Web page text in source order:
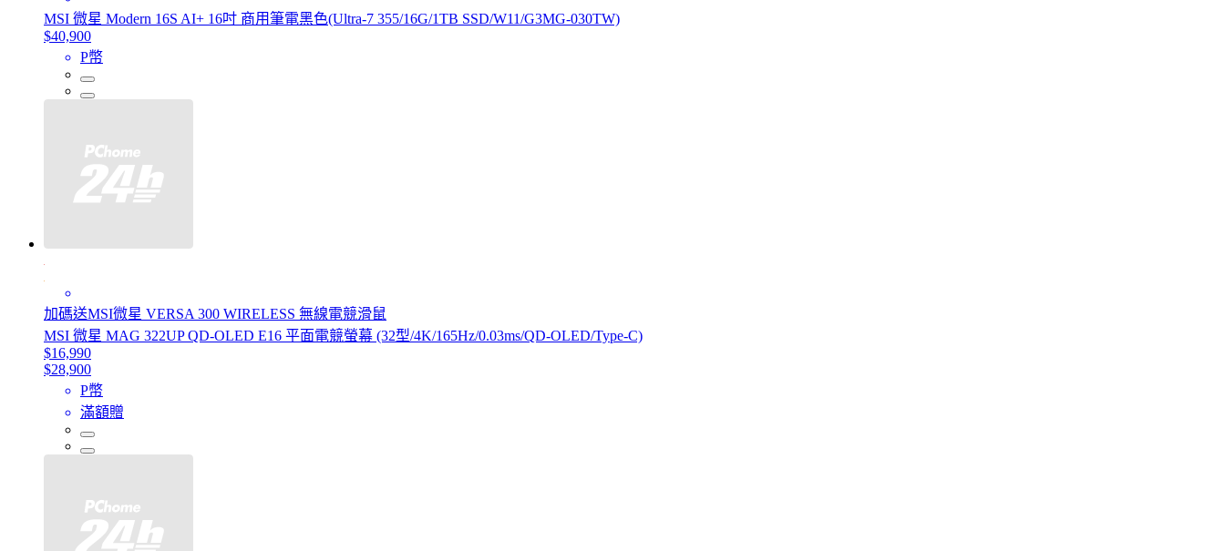
MSI 微星 Modern 16S AI+ 16吋 商用筆電黑色(Ultra-7 355/16G/1TB SSD/W11/G3MG-030TW)
$40,900
P幣
加碼送MSI微星 VERSA 300 WIRELESS 無線電競滑鼠
MSI 微星 MAG 322UP QD-OLED E16 平面電競螢幕 (32型/4K/165Hz/0.03ms/QD-OLED/Type-C)
$16,990
$28,900
P幣
滿額贈